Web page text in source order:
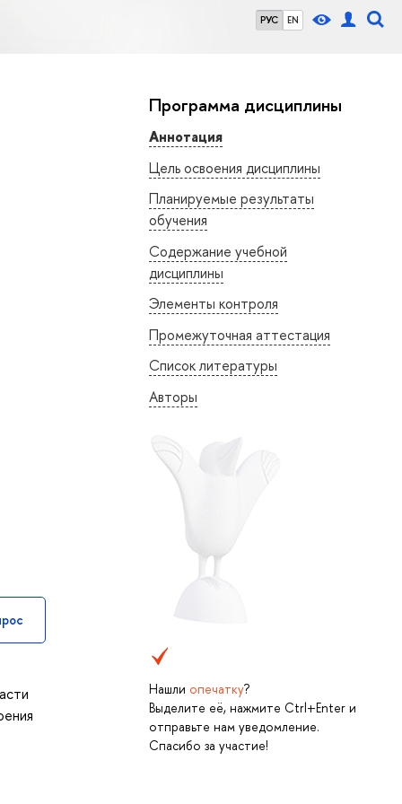
РУС EN
Программа дисциплины
Аннотация
Цель освоения дисциплины
Планируемые результаты
обучения
Содержание учебной
дисциплины
Элементы контроля
Промежуточная аттестация
Список литературы
Авторы
Нашли опечатку?
Выделите её, нажмите Ctrl+Enter и
отправьте нам уведомление.
Спасибо за участие!